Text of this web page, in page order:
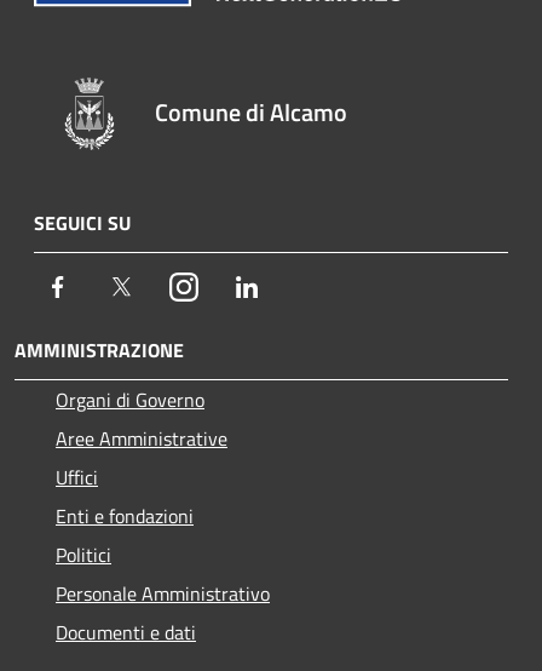
Comune di Alcamo
SEGUICI SU
Facebook TwitterInstagram
AMMINISTRAZIONE
Organi di Governo
Aree Amministrative
Uffici
Enti e fondazioni
Politici
Personale Amministrativo
Documenti e dati